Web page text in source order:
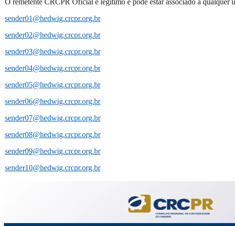
sender01@hedwig.crcpr.org.br
sender02@hedwig.crcpr.org.br
sender03@hedwig.crcpr.org.br
sender04@hedwig.crcpr.org.br
sender05@hedwig.crcpr.org.br
sender06@hedwig.crcpr.org.br
sender07@hedwig.crcpr.org.br
sender08@hedwig.crcpr.org.br
sender09@hedwig.crcpr.org.br
sender10@hedwig.crcpr.org.br